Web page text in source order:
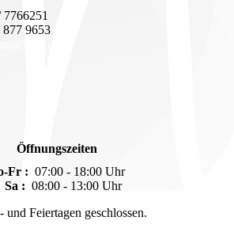
877 9653
Öffnungszeiten
Fr : 07:00 - 18:00 Uhr
: 08:00 - 13:00 Uhr
und Feiertagen geschlossen.